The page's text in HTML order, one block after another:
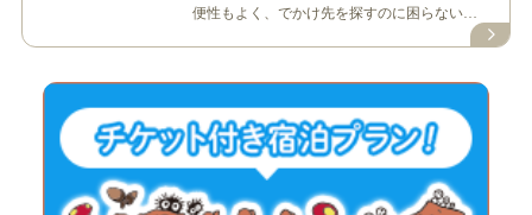
便性もよく、でかけ先を探すのに困らない街